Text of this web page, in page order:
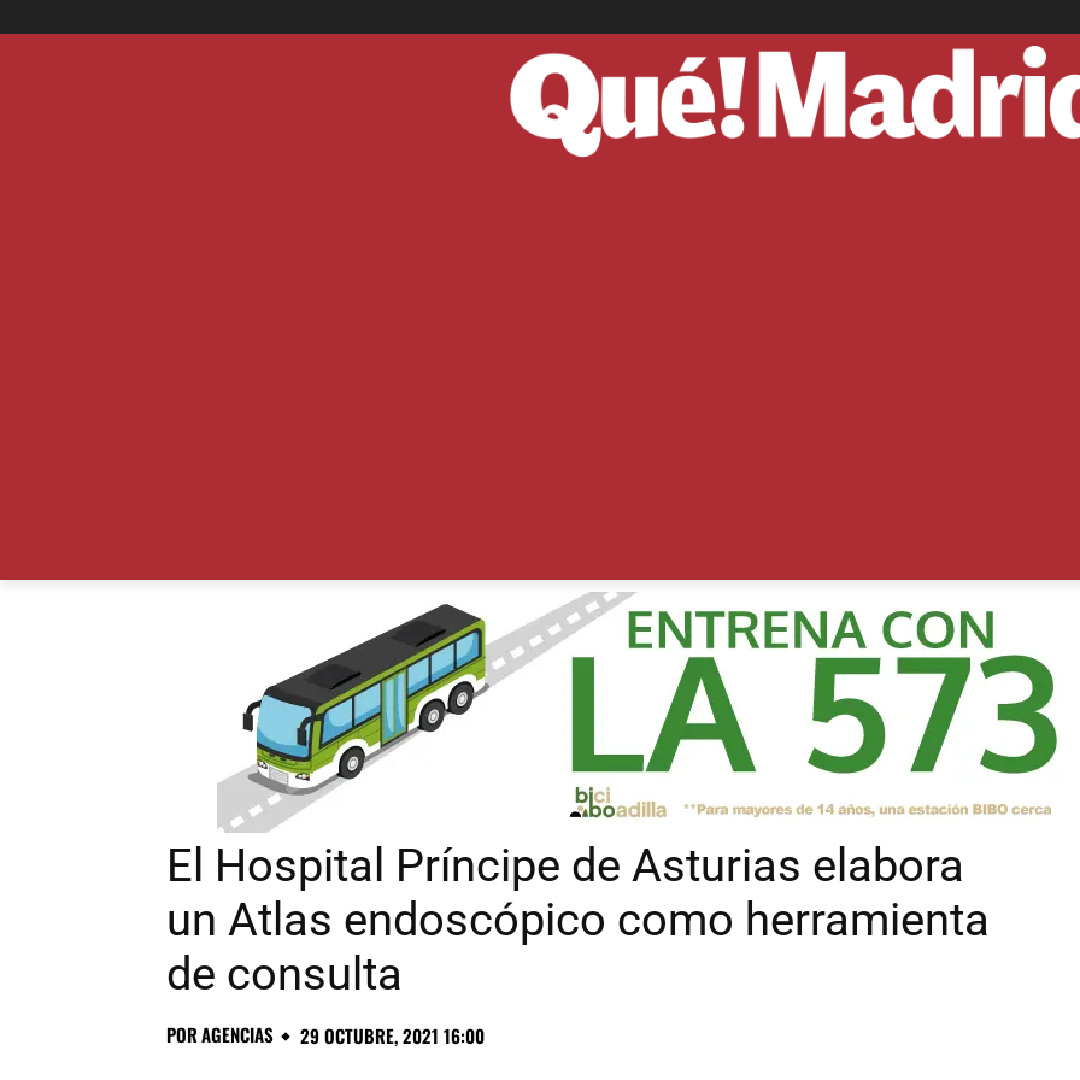
El Hospital Príncipe de Asturias elabora
un Atlas endoscópico como herramienta
de consulta
PORAGENCIAS 29 OCTUBRE, 2021 16:00